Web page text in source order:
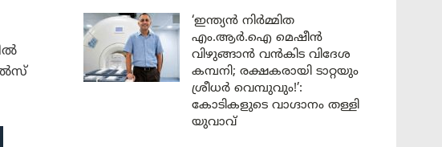
‘ഇന്ത്യൻ നിർമ്മിത
എം.ആർ.ഐ മെഷീൻ
വിഴുങ്ങാൻ വൻകിട വിദേശ
കമ്പനി; രക്ഷകരായി ടാറ്റയും
ശ്രീധർ വെമ്പുവും!’:
കോടികളുടെ വാഗ്ദാനം തള്ളി
യുവാവ്